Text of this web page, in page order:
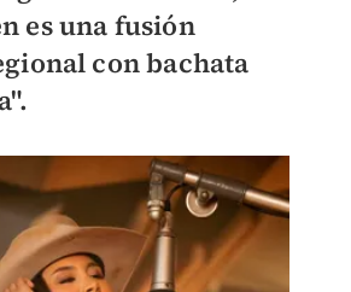
es una fusión
con bachata